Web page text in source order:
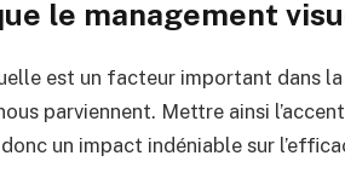
le management
est un facteur important dans
parviennent. Mettre ainsi
un impact indéniable sur